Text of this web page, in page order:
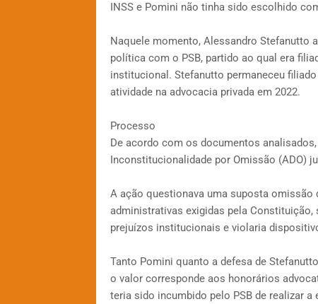
INSS e Pomini não tinha sido escolhido
Naquele momento, Alessandro Stefanutto
política com o PSB, partido ao qual era
institucional. Stefanutto permaneceu
atividade na advocacia privada em 2022.
Processo
De acordo com os documentos
Inconstitucionalidade por Omissão (ADO)
A ação questionava uma suposta omissão
administrativas exigidas pela
prejuízos institucionais e violaria
Tanto Pomini quanto a defesa de
o valor corresponde aos honorários
teria sido incumbido pelo PSB de realizar